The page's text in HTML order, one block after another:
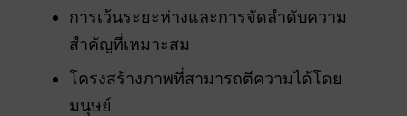
การเว้นระยะห่างและการจัดลำดับความ
สำคัญที่เหมาะสม
โครงสร้างภาพที่สามารถตีความได้โดย
มนุษย์